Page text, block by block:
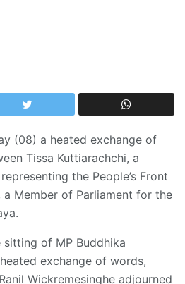
(08) a heated exchange of
Tissa Kuttiarachchi, a
the People’s Front
a Member of Parliament for the
of MP Buddhika
exchange of words,
Wickremesinghe adjourned